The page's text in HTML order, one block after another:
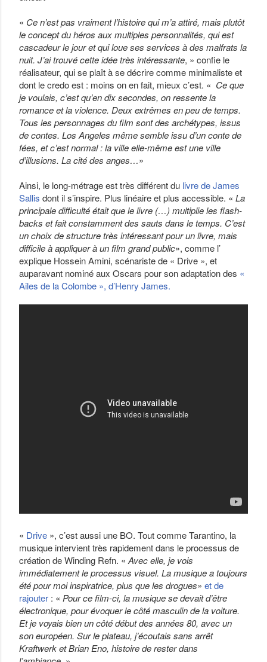
« Ce n’est pas vraiment l’histoire qui m’a attiré, mais plutôt
le concept du héros aux multiples personnalités, qui est
cascadeur le jour et qui loue ses services à des malfrats la
nuit. J’ai trouvé cette idée très intéressante, » confie le
réalisateur, qui se plaît à se décrire comme minimaliste et
dont le credo est : moins on en fait, mieux c’est. « Ce que
je voulais, c’est qu’en dix secondes, on ressente la
romance et la violence. Deux extrêmes en peu de temps.
Tous les personnages du film sont des archétypes, issus
de contes. Los Angeles même semble issu d’un conte de
fées, et c’est normal : la ville elle-même est une ville
d’illusions. La cité des anges…»
Ainsi, le long-métrage est très différent du livre de James
Sallis dont il s’inspire. Plus linéaire et plus accessible. « La
principale difficulté était que le livre (…) multiplie les flash-
backs et fait constamment des sauts dans le temps. C’est
un choix de structure très intéressant pour un livre, mais
difficile à appliquer à un film grand public», comme l’
explique Hossein Amini, scénariste de « Drive », et
auparavant nominé aux Oscars pour son adaptation des «
Ailes de la Colombe », d’Henry James.
« Drive », c’est aussi une BO. Tout comme Tarantino, la
musique intervient très rapidement dans le processus de
création de Winding Refn. « Avec elle, je vois
immédiatement le processus visuel. La musique a toujours
été pour moi inspiratrice, plus que les drogues» et de
rajouter : « Pour ce film-ci, la musique se devait d’être
électronique, pour évoquer le côté masculin de la voiture.
Et je voyais bien un côté début des années 80, avec un
son européen. Sur le plateau, j’écoutais sans arrêt
Kraftwerk et Brian Eno, histoire de rester dans